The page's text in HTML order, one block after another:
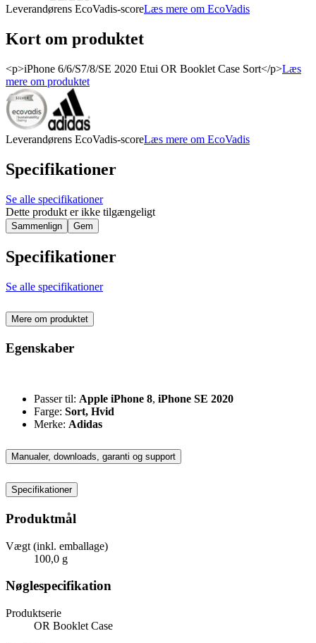
Leverandørens EcoVadis-scoreLæs mere om EcoVadis
Kort om produktet
<p>iPhone 6/6/S7/8/SE 2020 Etui OR Booklet Case Sort</p>Læs
mere om produktet
Leverandørens EcoVadis-scoreLæs mere om EcoVadis
Specifikationer
Se alle specifikationer
Dette produkt er ikke tilgængeligt
Sammenlign Gem
Specifikationer
Se alle specifikationer
Mere om produktet
Egenskaber
Passer til: Apple iPhone 8, iPhone SE 2020
Farge: Sort, Hvid
Merke: Adidas
Manualer, downloads, garanti og support
Specifikationer
Produktmål
Vægt (inkl. emballage)
100,0 g
Nøglespecifikation
Produktserie
OR Booklet Case